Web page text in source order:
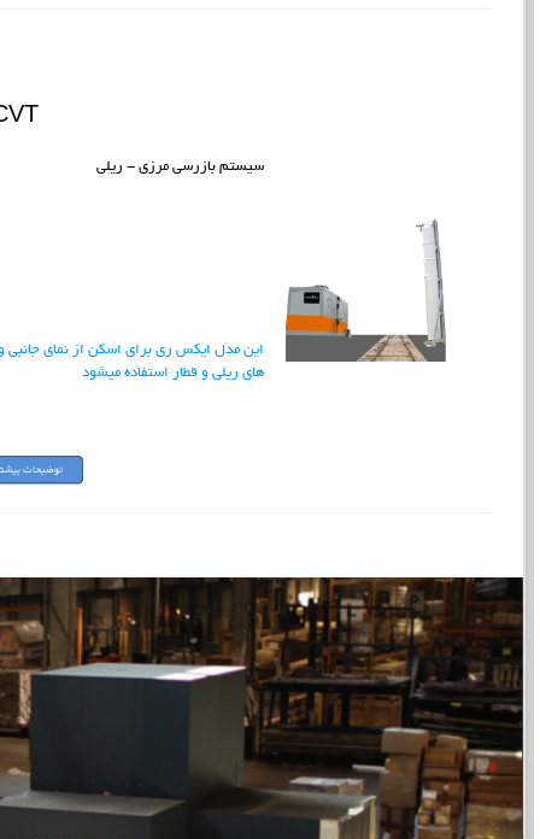
سیستم بازرسی مرزی - ریلی
این مدل ایکس ری برای اسکن از نمای جانبی
های ریلی و قطار استفاده میشود